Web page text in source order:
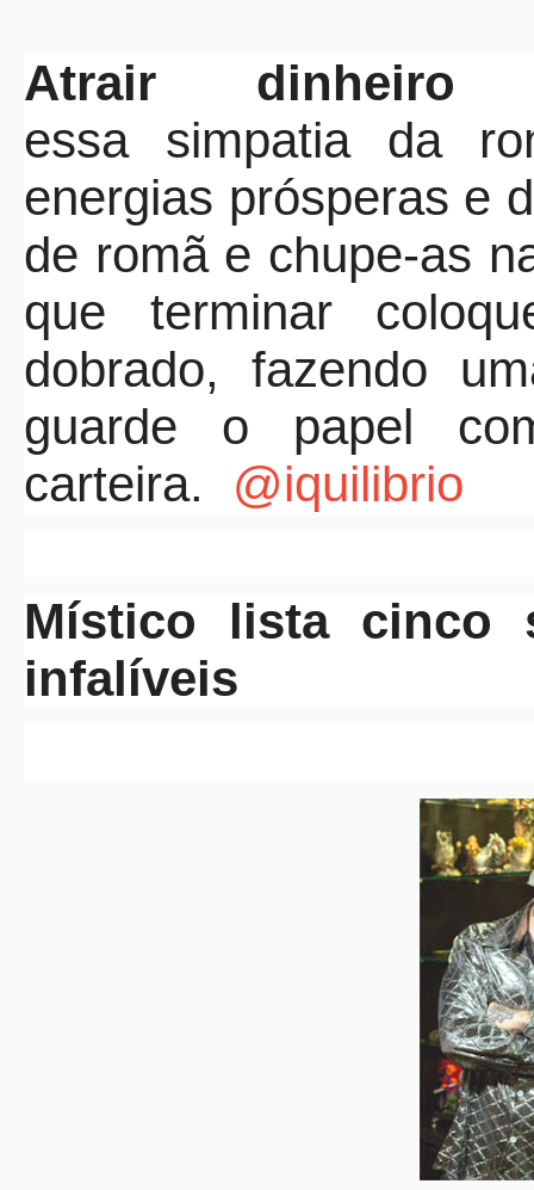
Atrair
essa simpatia da
energias prósperas e
de romã e chupe-as
que terminar
dobrado, fazendo
guarde o papel
carteira.
@iquilibrio
Místico lista cinco
infalíveis